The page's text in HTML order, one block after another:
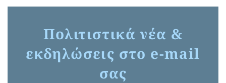
Πολιτιστικά νέα &
εκδηλώσεις στο e-mail
σας